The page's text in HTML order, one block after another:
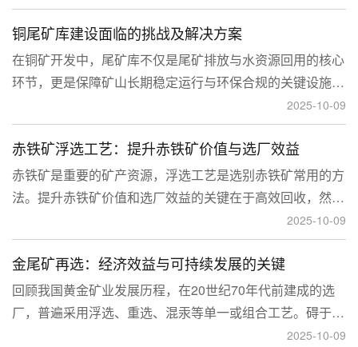
回水系统。根据地形，尾矿库可分为山谷型、山坡型、平地
型和河流拦截型。
铜尾矿库建设面临的挑战及解决方案
在铜矿开发中，尾矿库不仅是尾矿排放与水资源回用的核心
环节，更是保障矿山长期稳定运行与环保合规的关键设施。
然而，铜矿尾矿本身具有粒度细、水量大、化学活性强等特
性，使尾矿库在坝体稳定、防渗处理与排洪系统设计方面面
临更高技术挑战。
2025-10-09
赤铁矿浮选工艺：提升赤铁矿价值与选厂效益
赤铁矿是重要的矿产资源，浮选工艺是选别赤铁矿常用的方
法。提升赤铁矿价值和选厂效益的关键在于高效回收，然
而，赤铁矿往往存在嵌布粒度细、易泥化、存在高硅铝杂质
等特征。利用传统的浮选工艺进行处理会面临回收率低、精
矿品位不稳定、药剂成本高等问题。
2025-10-09
金尾矿再选：经济效益与可持续发展的关键
回顾我国黄金矿业发展历程，在20世纪70年代前建成的选
厂，普遍采用浮选、重选、混汞等单一或组合工艺。碍于当
时选矿工艺水平的限制，回收率普遍较低，大量细粒金、包
2025-10-09